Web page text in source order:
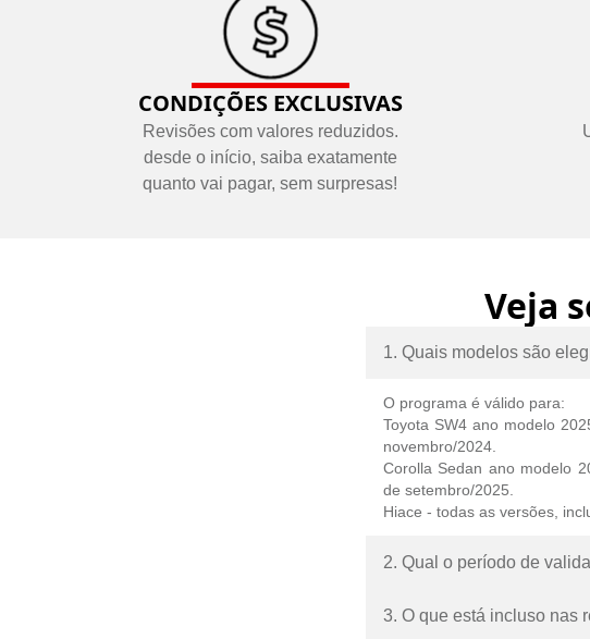
CONDIÇÕES EXCLUSIVAS
Revisões com valores reduzidos.
desde o início, saiba exatamente
quanto vai pagar, sem surpresas!
Veja
1. Quais modelos são
O programa é válido para:
Toyota SW4 ano modelo
novembro/2024.
Corolla Sedan ano modelo
de setembro/2025.
Hiace - todas as versões,
2. Qual o período de
3. O que está incluso nas